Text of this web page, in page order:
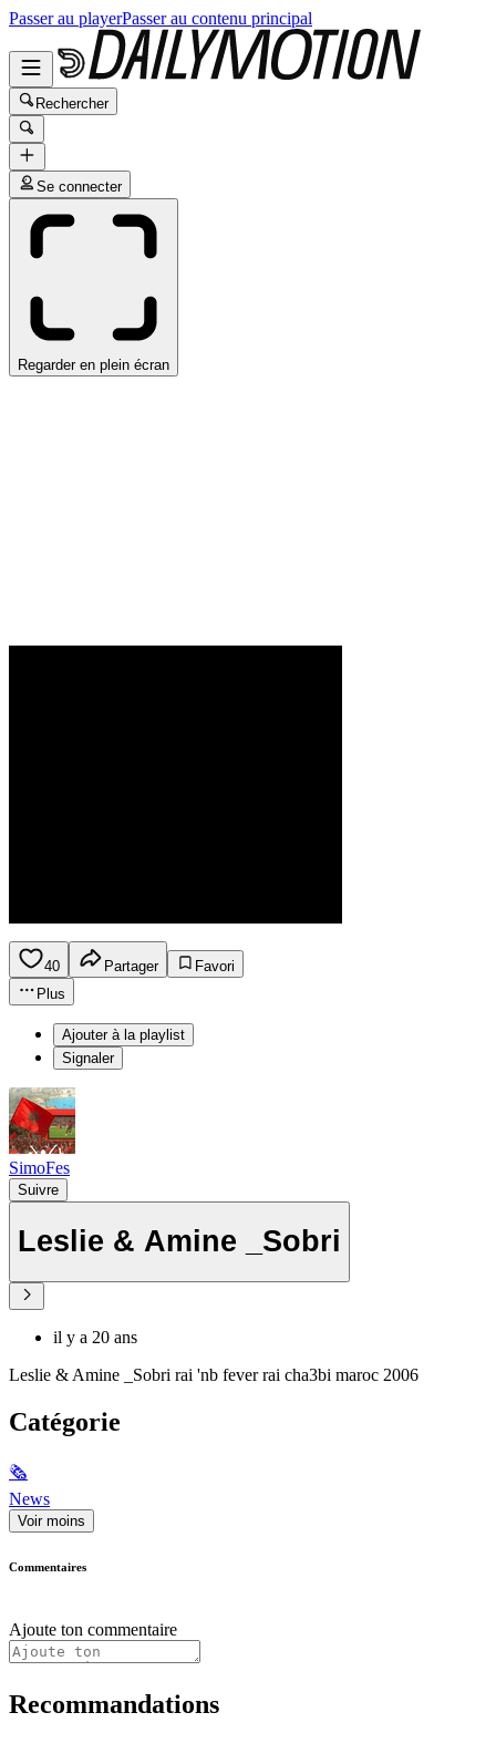
Passer au playerPasser au contenu principal
Rechercher
Se connecter
Regarder en plein écran
40 Partager
Favori
Plus
Ajouter à la playlist
Signaler
SimoFes
Suivre
Leslie & Amine _Sobri
il y a 20 ans
Leslie & Amine _Sobri rai 'nb fever rai cha3bi maroc 2006
Catégorie
🗞
News
Voir moins
Commentaires
Ajoute ton commentaire
Recommandations